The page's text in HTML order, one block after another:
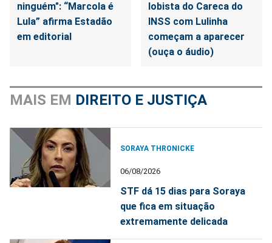
ninguém": “Marcola é
Lula” afirma Estadão
em editorial
lobista do Careca do
INSS com Lulinha
começam a aparecer
(ouça o áudio)
MAIS EM DIREITO E JUSTIÇA
SORAYA THRONICKE
06/08/2026
STF dá 15 dias para Soraya
que fica em situação
extremamente delicada